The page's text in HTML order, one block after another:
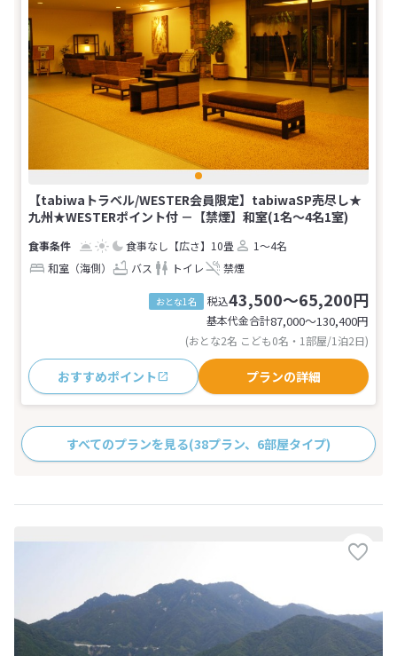
【tabiwaトラベル/WESTER会員限定】tabiwaSP売尽し★
九州★WESTERポイント付 －【禁煙】和室(1名～4名1室)
食事なし 【広さ】10畳
1～4名
和室（海側）
バス トイレ 禁煙
おとな1名 税込43,500～65,200円
基本代金合計87,000〜130,400円
(おとな2名 こども0名・1部屋/1泊2日)
おすすめポイント プランの詳細
すべてのプランを見る(38プラン、6部屋タイプ)